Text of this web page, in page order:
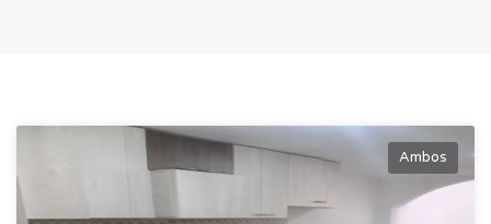
Ambos